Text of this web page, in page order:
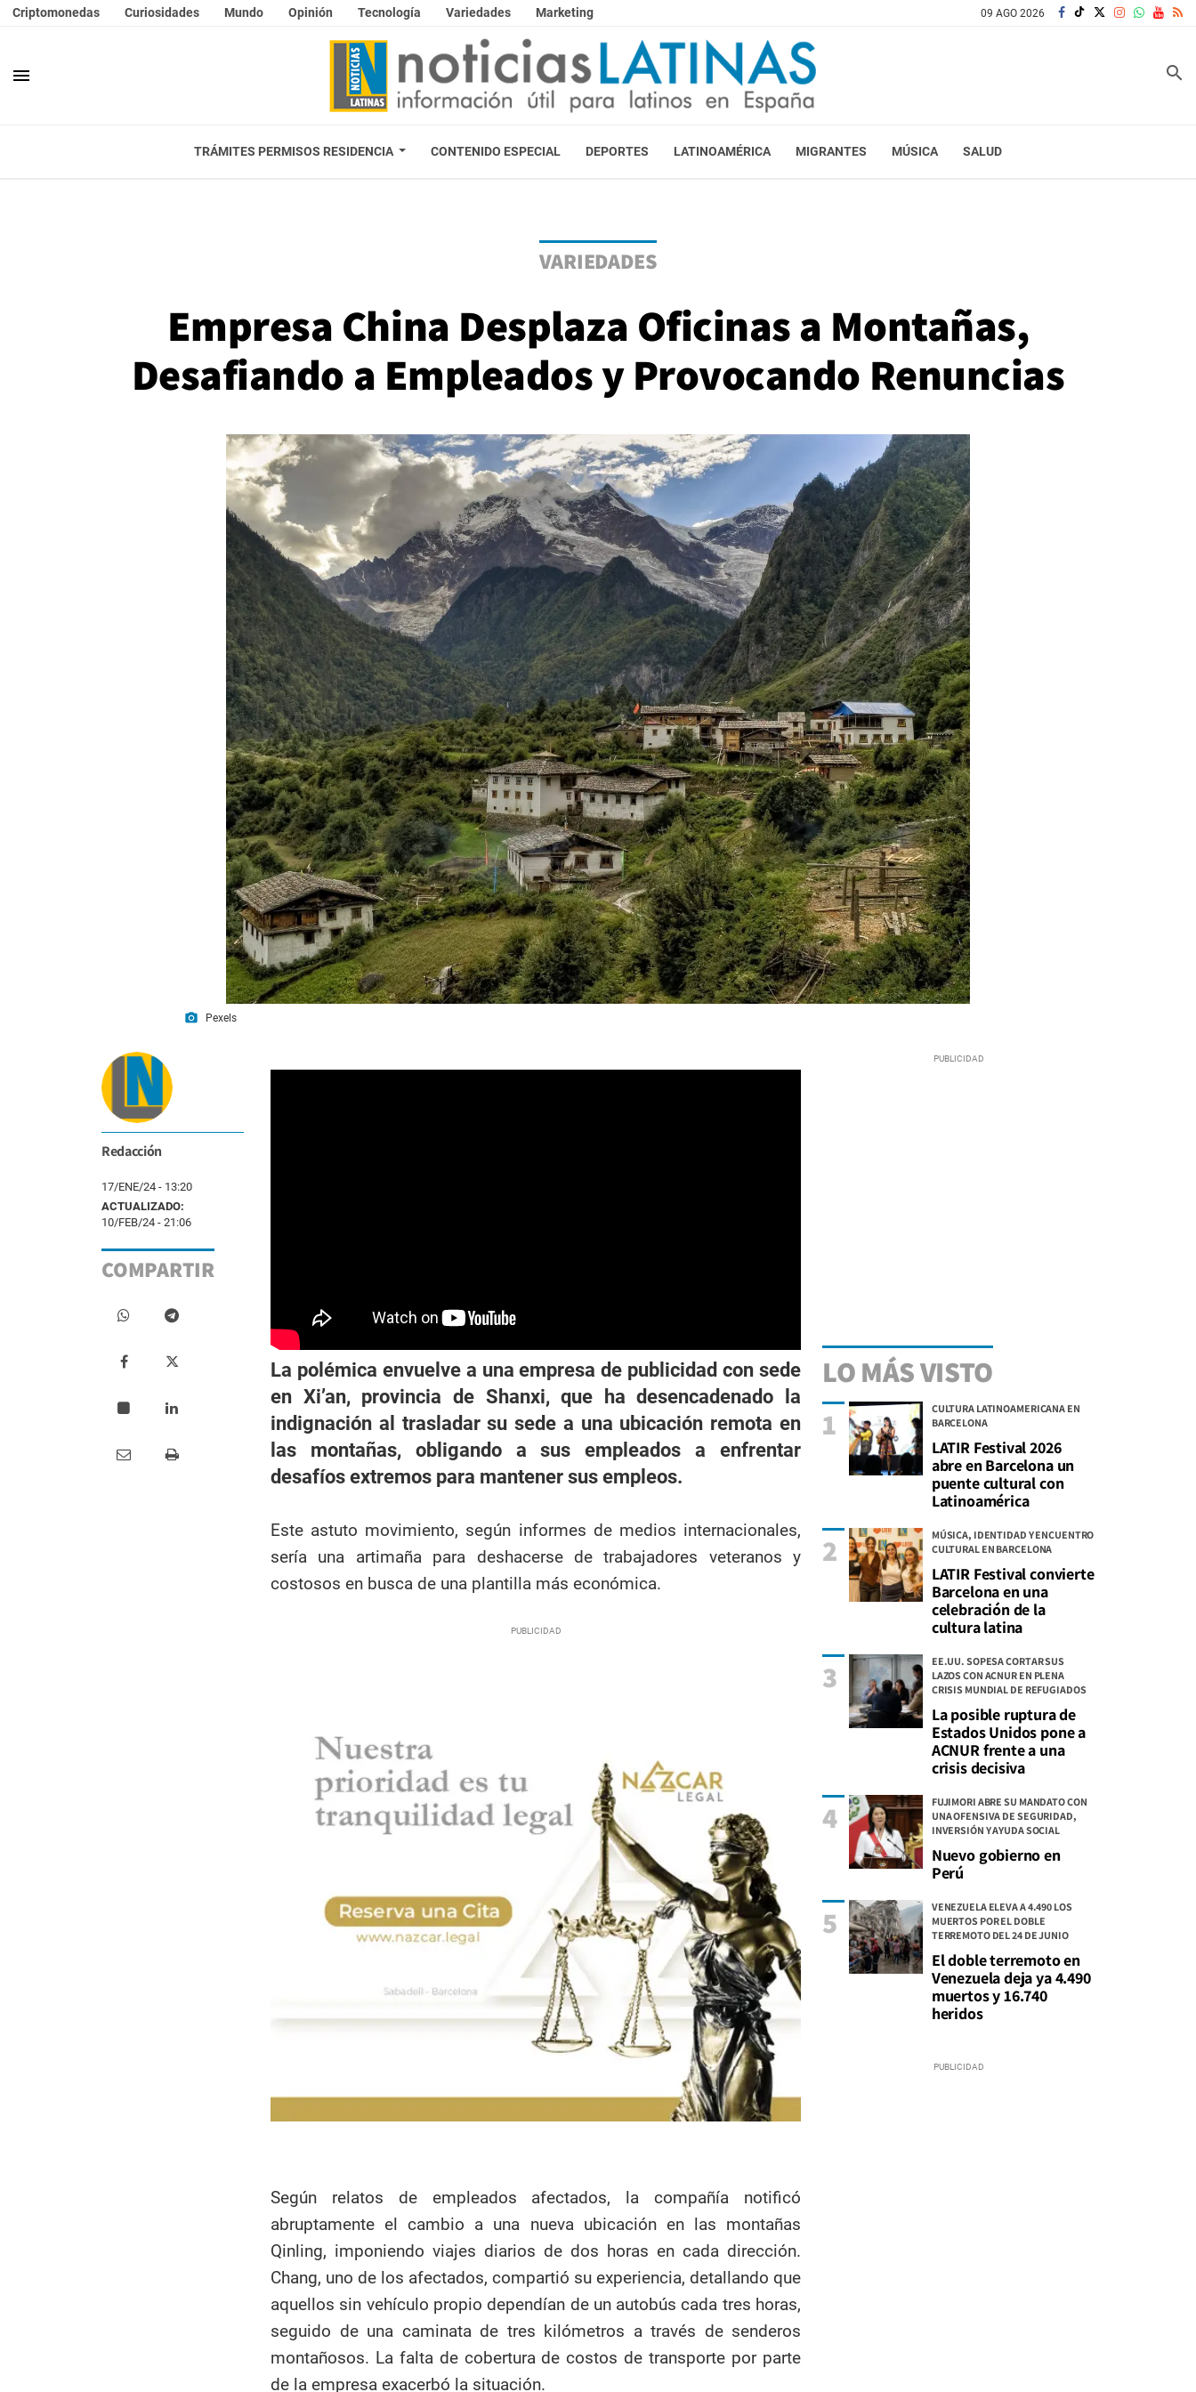
Criptomonedas Curiosidades Mundo Opinión Tecnología Variedades Marketing 09 AGO 2026
menu search
TRÁMITES PERMISOS RESIDENCIA CONTENIDO ESPECIAL DEPORTES LATINOAMÉRICA MIGRANTES MÚSICA SALUD
VARIEDADES
Empresa China Desplaza Oficinas a Montañas,
Desafiando a Empleados y Provocando Renuncias
photo_camera Pexels
Redacción
17/ENE/24 - 13:20
ACTUALIZADO:
10/FEB/24 - 21:06
COMPARTIR
La polémica envuelve a una empresa de publicidad con sede
en Xi’an, provincia de Shanxi, que ha desencadenado la
indignación al trasladar su sede a una ubicación remota en
las montañas, obligando a sus empleados a enfrentar
desafíos extremos para mantener sus empleos.
Este astuto movimiento, según informes de medios internacionales,
sería una artimaña para deshacerse de trabajadores veteranos y
costosos en busca de una plantilla más económica.
Según relatos de empleados afectados, la compañía notificó
abruptamente el cambio a una nueva ubicación en las montañas
Qinling, imponiendo viajes diarios de dos horas en cada dirección.
Chang, uno de los afectados, compartió su experiencia, detallando que
aquellos sin vehículo propio dependían de un autobús cada tres horas,
seguido de una caminata de tres kilómetros a través de senderos
montañosos. La falta de cobertura de costos de transporte por parte
de la empresa exacerbó la situación.
LO MÁS VISTO
CULTURA LATINOAMERICANA EN
BARCELONA
LATIR Festival 2026
abre en Barcelona un
puente cultural con
Latinoamérica
1
MÚSICA, IDENTIDAD Y ENCUENTRO
CULTURAL EN BARCELONA
LATIR Festival convierte
Barcelona en una
celebración de la
cultura latina
2
EE.UU. SOPESA CORTAR SUS
LAZOS CON ACNUR EN PLENA
CRISIS MUNDIAL DE REFUGIADOS
La posible ruptura de
Estados Unidos pone a
ACNUR frente a una
crisis decisiva
3
FUJIMORI ABRE SU MANDATO CON
UNA OFENSIVA DE SEGURIDAD,
INVERSIÓN Y AYUDA SOCIAL
Nuevo gobierno en
Perú
4
VENEZUELA ELEVA A 4.490 LOS
MUERTOS POR EL DOBLE
TERREMOTO DEL 24 DE JUNIO
El doble terremoto en
Venezuela deja ya 4.490
muertos y 16.740
heridos
5